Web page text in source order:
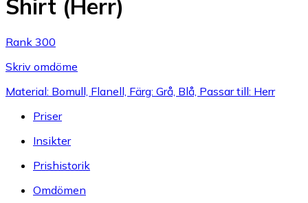
Shirt (Herr)
Rank 300
Skriv omdöme
Material: Bomull, Flanell, Färg: Grå, Blå, Passar till: Herr
Priser
Insikter
Prishistorik
Omdömen